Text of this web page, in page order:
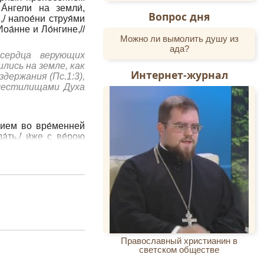
на земли́,
напое́ни струя́ми
и Ло́нгине,//
верующих
на земле, как
(Пс.1:3),
Духа
во вре́менней
и́же с ве́рою
Просла́вльшему
со многим
Слава Давшему
тебя всем
Вопрос дня
Можно ли вымолить душу из
ада?
Интернет-журнал
Православный христианин в
светском обществе